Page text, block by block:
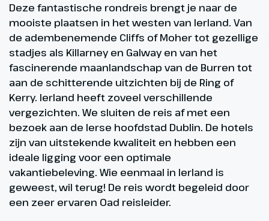
Deze fantastische rondreis brengt je naar de
mooiste plaatsen in het westen van Ierland. Van
de adembenemende Cliffs of Moher tot gezellige
stadjes als Killarney en Galway en van het
fascinerende maanlandschap van de Burren tot
aan de schitterende uitzichten bij de Ring of
Kerry. Ierland heeft zoveel verschillende
vergezichten. We sluiten de reis af met een
bezoek aan de Ierse hoofdstad Dublin. De hotels
zijn van uitstekende kwaliteit en hebben een
ideale ligging voor een optimale
vakantiebeleving. Wie eenmaal in Ierland is
geweest, wil terug! De reis wordt begeleid door
een zeer ervaren Oad reisleider.